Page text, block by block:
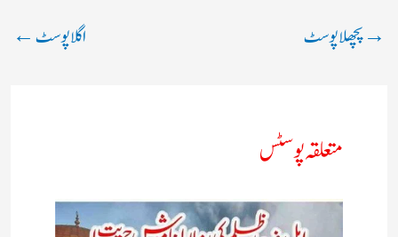
→پچھلا پوسٹ اگلا پوسٹ←
متعلقہ پوسٹس